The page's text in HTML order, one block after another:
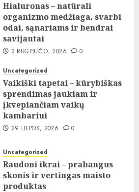
Hialuronas – natūrali
organizmo medžiaga, svarbi
odai, sąnariams ir bendrai
savijautai
3 RUGPJŪČIO, 2026 0
Uncategorized
Vaikiški tapetai – kūrybiškas
sprendimas jaukiam ir
įkvepiančiam vaikų
kambariui
29 LIEPOS, 2026 0
Uncategorized
Raudoni ikrai – prabangus
skonis ir vertingas maisto
produktas